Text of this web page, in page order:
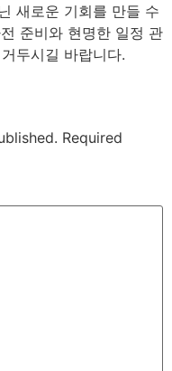
새로운 기회를 만들 수
준비와 현명한 일정 관
두시길 바랍니다.
Required